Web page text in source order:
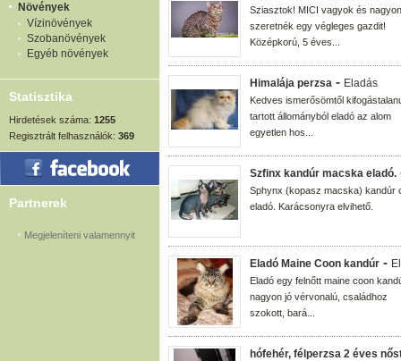
Növények
Vízinövények
Szobanövények
Egyéb növények
Statisztika
Hirdetések száma: 1255
Regisztrált felhasználók: 369
Partnerek
Megjeleníteni valamennyit
Sziasztok! MICI vagyok és nagyon
szeretnék egy végleges gazdit!
Középkorú, 5 éves...
Himalája perzsa - Eladás
Kedves ismerősömtől
tartott állományból eladó az alom
egyetlen hos...
Szfinx kandúr macska eladó.
Sphynx (kopasz macska) kandúr
eladó. Karácsonyra elvihető.
Eladó Maine Coon kandúr -
Eladó egy felnőtt maine coon
nagyon jó vérvonalú, családhoz
szokott, bará...
hófehér, félperzsa 2 éves